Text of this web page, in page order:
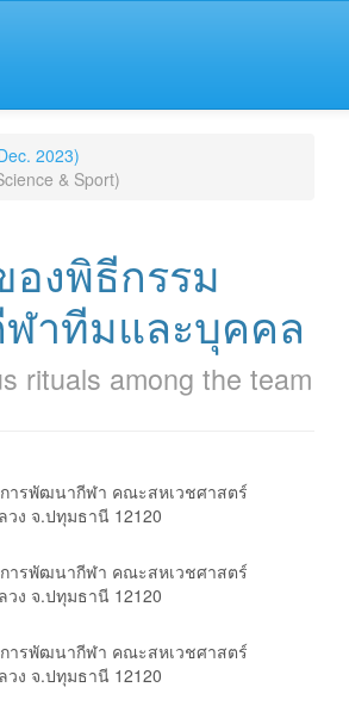
2023)
& Sport)
องพิธีกรรม
ฬาทีมและบุคคล
rituals among the team
ารพัฒนากีฬา คณะสหเวชศาสตร์
ง จ.ปทุมธานี 12120
ารพัฒนากีฬา คณะสหเวชศาสตร์
ง จ.ปทุมธานี 12120
ารพัฒนากีฬา คณะสหเวชศาสตร์
ง จ.ปทุมธานี 12120